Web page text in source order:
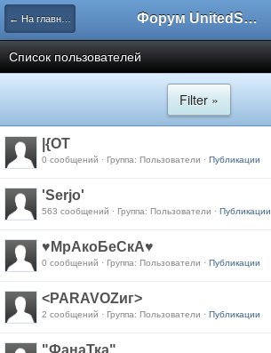
← На главную Форум UnitedSouth
Список пользователей
Filter »
|{OT
0 сообщений · Группа: Пользователи · Публикации
'Serjo'
563 сообщений · Группа: Пользователи · Публикации
♥МрАкоБеСкА♥
0 сообщений · Группа: Пользователи · Публикации
<PARAVOZиг>
2 сообщений · Группа: Пользователи · Публикации
"ФанаТка"